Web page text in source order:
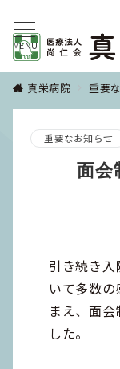
MENU
真栄病院 重要
重要なお知らせ
面会
引き続き
いて多数
まえ、面
した。